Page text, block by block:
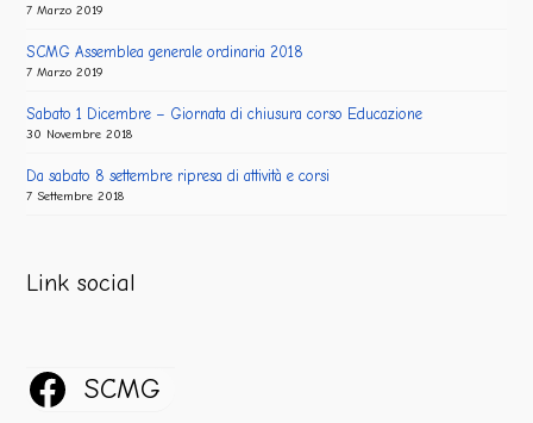
7 Marzo 2019
SCMG Assemblea generale ordinaria 2018
7 Marzo 2019
Sabato 1 Dicembre – Giornata di chiusura corso Educazione
30 Novembre 2018
Da sabato 8 settembre ripresa di attività e corsi
7 Settembre 2018
Link social
SCMG